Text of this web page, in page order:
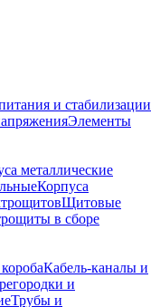
и стабилизации
Элементы
металлические
Корпуса
Щитовые
в сборе
Кабель-каналы и
и
Трубы и